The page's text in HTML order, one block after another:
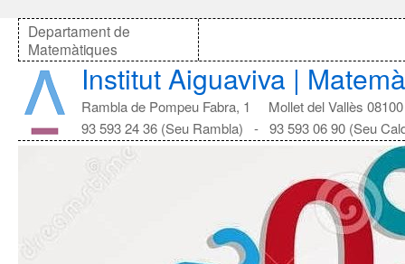
Departament de
Matemàtiques
Institut Aiguaviva |
Rambla de Pompeu Fabra, 1 Mollet del Vallès 08100
93 593 24 36 (Seu Rambla) - 93 593 06 90 (Seu